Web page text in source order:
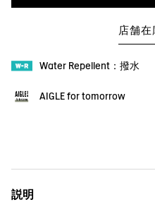
店舗
Water Repellent：撥水
AIGLE for tomorrow
説明